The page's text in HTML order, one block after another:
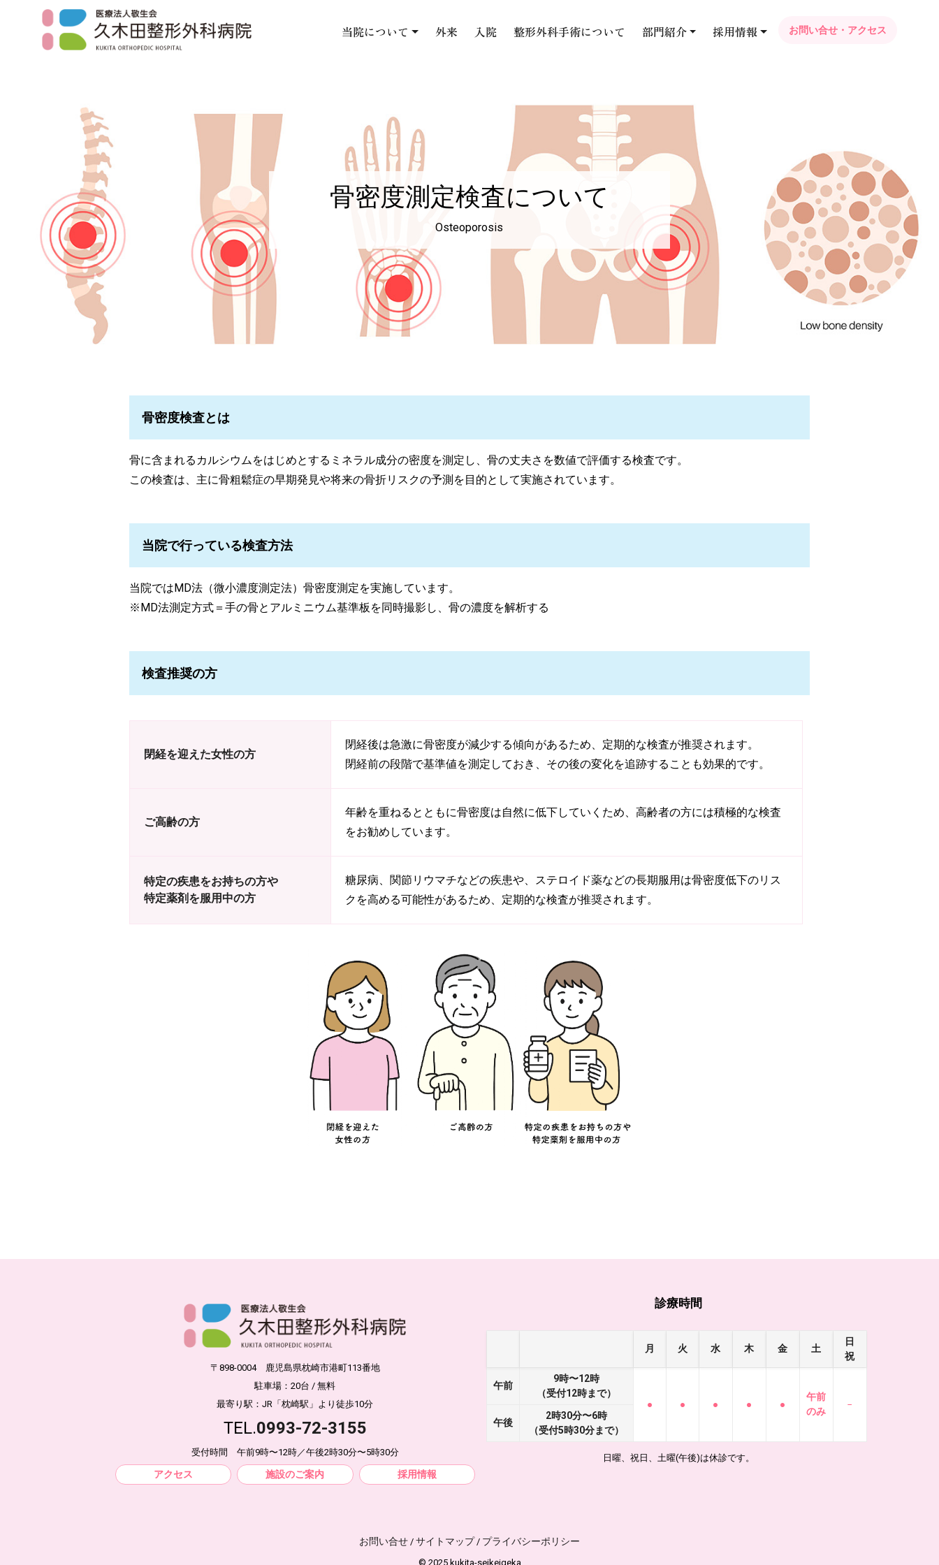
当院について 外来 入院 整形外科手術について 部門紹介 採用情報 お問い合せ・アクセス
骨密度測定検査について
Osteoporosis
骨密度検査とは
骨に含まれるカルシウムをはじめとするミネラル成分の密度を測定し、骨の丈夫さを数値で評価する検査です。
この検査は、主に骨粗鬆症の早期発見や将来の骨折リスクの予測を目的として実施されています。
当院で行っている検査方法
当院ではMD法（微小濃度測定法）骨密度測定を実施しています。
※MD法測定方式＝手の骨とアルミニウム基準板を同時撮影し、骨の濃度を解析する
検査推奨の方
閉経を迎えた女性の方
閉経後は急激に骨密度が減少する傾向があるため、定期的な検査が推奨されます。
閉経前の段階で基準値を測定しておき、その後の変化を追跡することも効果的です。
ご高齢の方
年齢を重ねるとともに骨密度は自然に低下していくため、高齢者の方には積極的な検査
をお勧めしています。
特定の疾患をお持ちの方や
特定薬剤を服用中の方
糖尿病、関節リウマチなどの疾患や、ステロイド薬などの長期服用は骨密度低下のリス
クを高める可能性があるため、定期的な検査が推奨されます。
〒898-0004 鹿児島県枕崎市港町113番地
駐車場：20台 / 無料
最寄り駅：JR「枕崎駅」より徒歩10分
TEL.0993-72-3155
受付時間 午前9時〜12時／午後2時30分〜5時30分
アクセス 施設のご案内 採用情報
診療時間
月 火 水 木 金 土
日
祝
午前
9時〜12時
（受付12時まで）
●
● ● ● ●
午前
のみ
−
午後
2時30分〜6時
（受付5時30分まで）
日曜、祝日、土曜(午後)は休診です。
お問い合せ / サイトマップ / プライバシーポリシー
© 2025 kukita-seikeigeka